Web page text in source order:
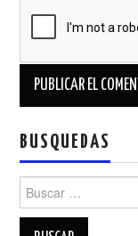
BUSQUEDAS
Buscar: